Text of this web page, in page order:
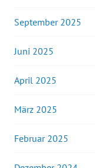
September 2025
Juni 2025
April 2025
März 2025
Februar 2025